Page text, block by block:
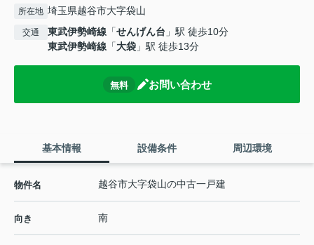
所在地 埼玉県越谷市大字袋山
交通 東武伊勢崎線 「せんげん台 」駅 徒歩10分
東武伊勢崎線 「大袋 」駅 徒歩13分
無料 お問い合わせ
基本情報 設備条件 周辺環境
物件名 越谷市大字袋山の中古一戸建
向き 南